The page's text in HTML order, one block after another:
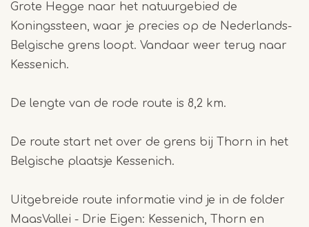
Grote Hegge naar het natuurgebied de
Koningssteen, waar je precies op de Nederlands-
Belgische grens loopt. Vandaar weer terug naar
Kessenich.
De lengte van de rode route is 8,2 km.
De route start net over de grens bij Thorn in het
Belgische plaatsje Kessenich.
Uitgebreide route informatie vind je in de folder
MaasVallei - Drie Eigen: Kessenich, Thorn en